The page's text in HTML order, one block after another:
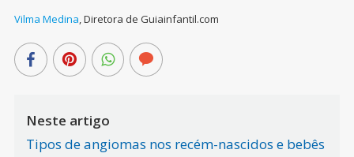
Vilma Medina,Diretora de Guiainfantil.com
Neste artigo
Tipos de angiomas nos recém-nascidos e bebês